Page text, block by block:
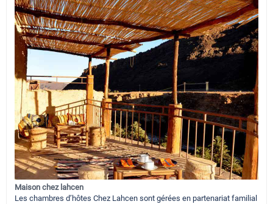
Maison chez lahcen
Les chambres d’hôtes Chez Lahcen sont gérées en partenariat familial